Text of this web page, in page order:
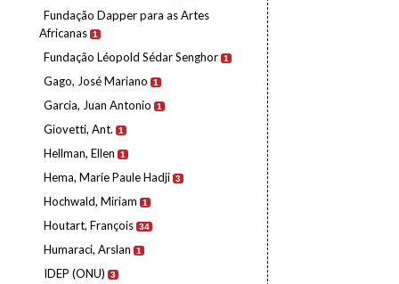
Fundação Dapper para as Artes
Africanas 1
Fundação Léopold Sédar Senghor 1
Gago, José Mariano 1
Garcia, Juan Antonio 1
Giovetti, Ant. 1
Hellman, Ellen 1
Hema, Marie Paule Hadji 3
Hochwald, Miriam 1
Houtart, François 34
Humaraci, Arslan 1
IDEP (ONU) 3